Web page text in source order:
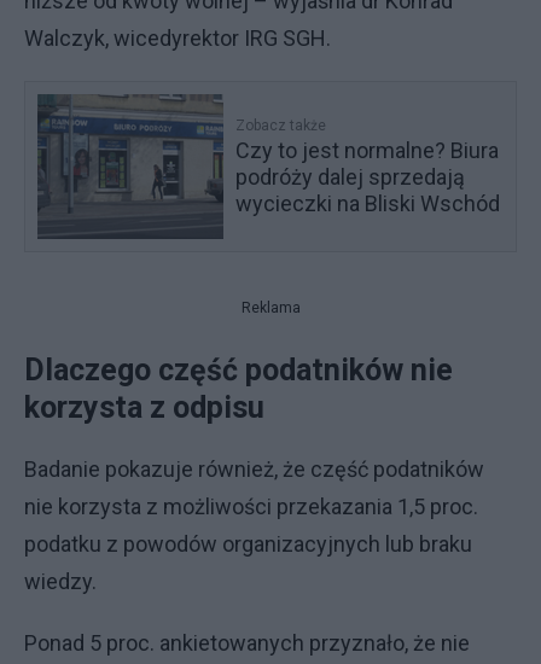
Walczyk, wicedyrektor IRG SGH.
Zobacz także
Czy to jest normalne? Biura
podróży dalej sprzedają
wycieczki na Bliski Wschód
Reklama
Dlaczego część podatników nie
korzysta z odpisu
Badanie pokazuje również, że część podatników
nie korzysta z możliwości przekazania 1,5 proc.
podatku z powodów organizacyjnych lub braku
wiedzy.
Ponad 5 proc. ankietowanych przyznało, że nie